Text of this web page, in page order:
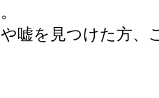
嘘を見つけた方